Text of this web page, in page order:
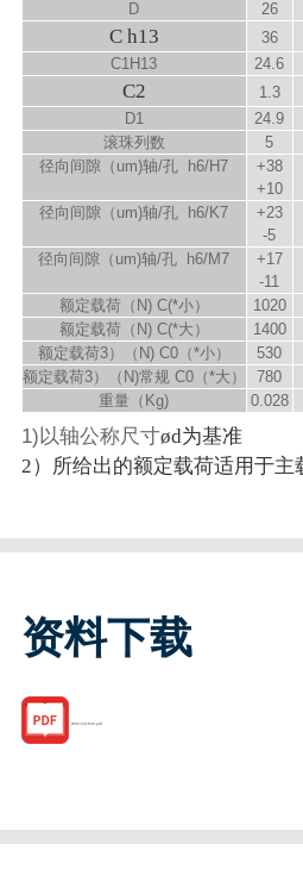
D
26
C h13
36
C1H13 24.6
C2
1.3
D1
24.9
滚珠列数
5
径向间隙（um)轴/孔 h6/H7
+38
+10
径向间隙（um)轴/孔 h6/K7
+23
-5
径向间隙（um)轴/孔 h6/M7
+17
-11
额定载荷（N) C(*小）
1020
额定载荷（N) C(*大）
1400
额定载荷3） （N) C0（*小）
530
额定载荷3） （N)常规 C0（*大）
780
重量（Kg)
0.028
1)以轴公称尺寸ød为基准
2）所给出的额定载荷适用于主
资料下载
R067221640.pdf